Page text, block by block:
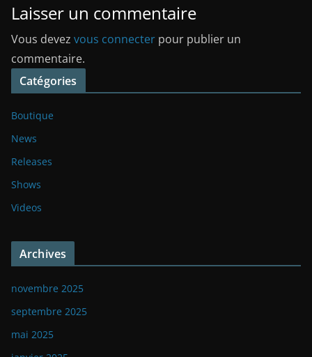
Laisser un commentaire
Vous devez vous connecter pour publier un
commentaire.
Catégories
Boutique
News
Releases
Shows
Videos
Archives
novembre 2025
septembre 2025
mai 2025